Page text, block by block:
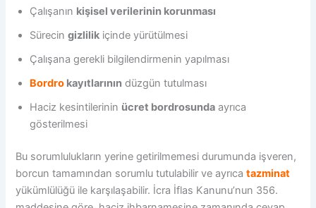
Çalışanın kişisel verilerinin korunması
Sürecingizlilik içinde yürütülmesi
Çalışana gerekli bilgilendirmenin yapılması
Bordro kayıtlarının düzgün tutulması
Haciz kesintilerinin ücret bordrosunda ayrıca
gösterilmesi
Bu sorumlulukların yerine getirilmemesi durumunda işveren,
borcun tamamından sorumlu tutulabilir ve ayrıcatazminat
yükümlülüğü ile karşılaşabilir. İcra İflas Kanunu’nun 356.